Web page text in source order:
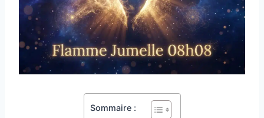
Sommaire :